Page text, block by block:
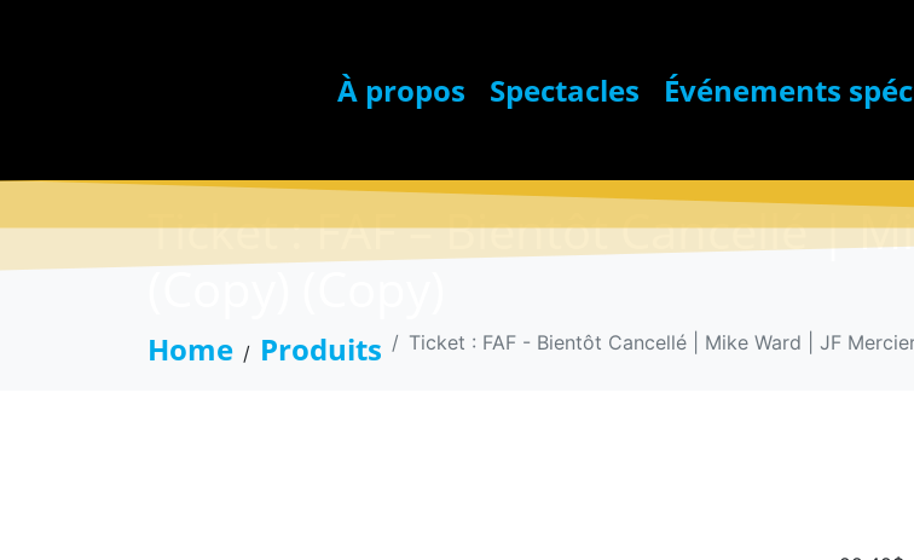
À propos Spectacles Événements
Ticket : FAF – Bientôt Cancellé |
(Copy) (Copy)
Home Produits Ticket : FAF - Bientôt Cancellé | Mike Ward | JF